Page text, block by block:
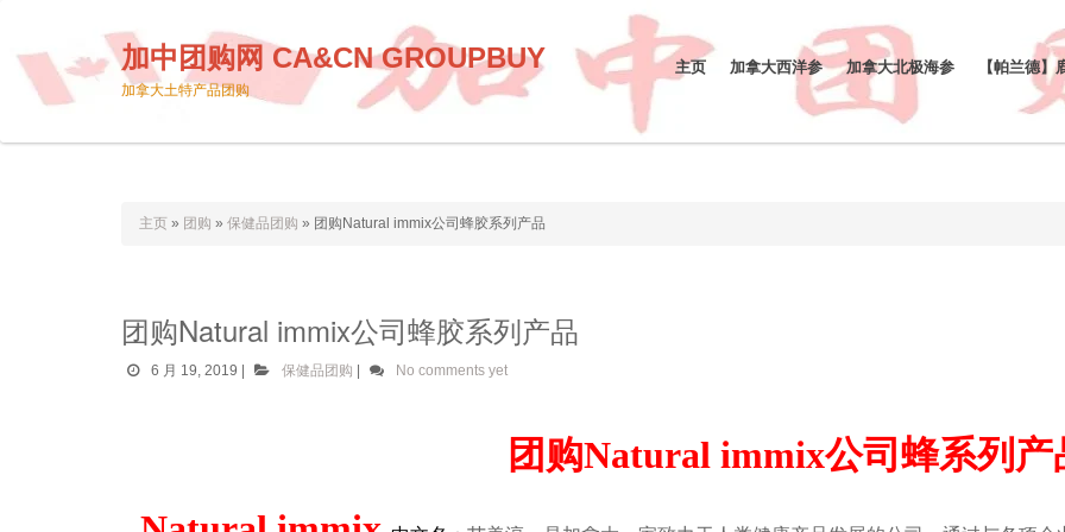
加中团购网 CA&CN GROUPBUY
加拿大土特产品团购
主页 加拿大西洋参 加拿大北极海参 【帕兰德】
主页 » 团购 » 保健品团购 » 团购Natural immix公司蜂胶系列产品
团购Natural immix公司蜂胶系列产品
6 月 19, 2019 保健品团购 No comments yet
团购Natural immix公司蜂系列产